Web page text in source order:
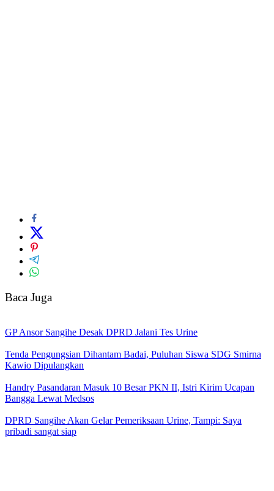
Baca Juga
GP Ansor Sangihe Desak DPRD Jalani Tes Urine
Tenda Pengungsian Dihantam Badai, Puluhan Siswa SDG Smirna
Kawio Dipulangkan
Handry Pasandaran Masuk 10 Besar PKN II, Istri Kirim Ucapan
Bangga Lewat Medsos
DPRD Sangihe Akan Gelar Pemeriksaan Urine, Tampi: Saya
pribadi sangat siap